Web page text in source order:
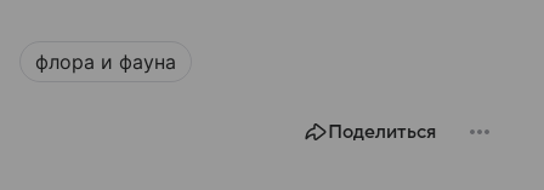
флора и фауна
Поделиться